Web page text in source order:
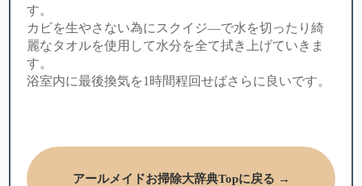
す。
カビを生やさない為にスクイジ―で水を切ったり綺
麗なタオルを使用して水分を全て拭き上げていきま
す。
浴室内に最後換気を1時間程回せばさらに良いです。
アールメイドお掃除大辞典Topに戻る →